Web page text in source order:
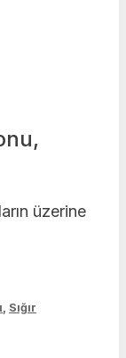
üzerine
, Sığır